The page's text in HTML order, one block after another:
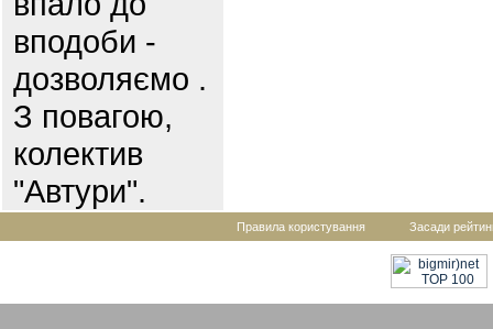
вподоби -
дозволяємо .
З повагою,
колектив
"Автури".
Правила користування Засади